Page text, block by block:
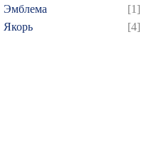
Эмблема
[1]
Якорь
[4]